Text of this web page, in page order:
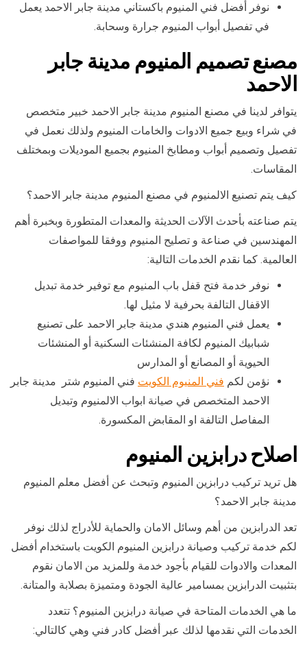
نوفر أفضل فني المنيوم باكستاني مدينة جابر الاحمد يعمل
في تفصيل أبواب المنيوم جرارة وسحابة.
مصنع تصميم المنيوم مدينة جابر
الاحمد
يتوافر لدينا في مصنع المنيوم مدينة جابر الاحمد خبير متخصص
في شراء وبيع جميع الادوات والخامات المنيوم ولذلك نعمل في
تفصيل وتصميم أبواب ومطابخ المنيوم بجميع الموديلات وبمختلف
المقاسات.
كيف يتم تصنيع الالمنيوم في مصنع المنيوم مدينة جابر الاحمد؟
يتم صناعته بأحدث الآلات الحديثة والمعدات المتطورة وبخبرة أهم
المهندسين في صناعة و تصليح المنيوم ووفقا للمواصفات
العالمية. كما نقدم الخدمات التالية:
نوفر خدمة فتح قفل باب المنيوم مع توفير خدمة تبديل
الاقفال التالفة بحرفية لا مثيل لها.
يعمل فني المنيوم هندي مدينة جابر الاحمد على تصنيع
شبابيك المنيوم لكافة المنشئات السكنية أو المنشئات
الحيوية أو المصانع أو المدارس
نؤمن لكم فني المنيوم الكويت فني المنيوم شتر مدينة جابر
الاحمد المتخصص في صيانة ابواب الالمنيوم وتبديل
المفاصل التالفة او المقابض المكسورة.
اصلاح درابزين المنيوم
هل تريد تركيب درابزين المنيوم وتبحث عن أفضل معلم المنيوم
مدينة جابر الاحمد؟
تعد الدرابزين من أهم وسائل الامان والحماية للأدراج لذلك نوفر
لكم خدمة تركيب وصيانة درابزين المنيوم الكويت باستخدام أفضل
المعدات والادوات للقيام بأجود خدمة وللمزيد من الامان نقوم
بتثبيت الدرابزين بمسامير عالية الجودة ومتميزة بصلابة والمتانة.
ما هي الخدمات المتاحة في صيانة درابزين المنيوم؟ تتعدد
الخدمات التي نقدمها لذلك عبر أفضل كادر فني وهي كالتالي: